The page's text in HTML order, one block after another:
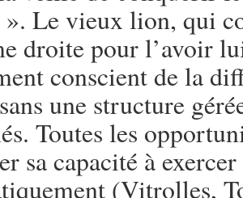
». Le vieux lion, qui
droite pour l’avoir
conscient de la
une structure
Toutes les
sa capacité à
(Vitrolles,